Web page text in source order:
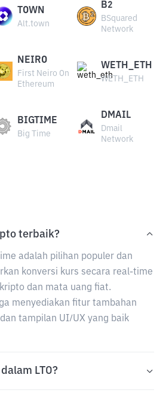
TOWN
Alt.town
B2
BSquared
Network
NEIRO
First Neiro On
Ethereum
WETH_ETH
WETH_ETH
BIGTIME
Big Time
DMAIL
Dmail
Network
terbaik?
adalah pilihan populer dan
konversi kurs secara real-time
dan mata uang fiat.
menyediakan fitur tambahan
tampilan UI/UX yang baik
LTO?